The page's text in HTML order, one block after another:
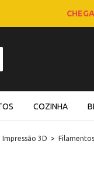
COZINHA
3D >